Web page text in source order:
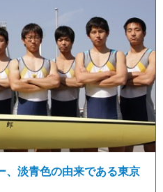
、淡青色の由来である東京